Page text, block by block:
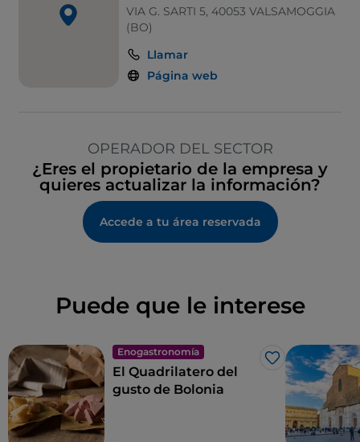
VIA G. SARTI 5, 40053 VALSAMOGGIA
(BO)
Llamar
Página web
OPERADOR DEL SECTOR
¿Eres el propietario de la empresa y
quieres actualizar la información?
Accede a tu área reservada
Puede que le interese
Enogastronomía
Me gusta
El Quadrilatero del
gusto de Bolonia